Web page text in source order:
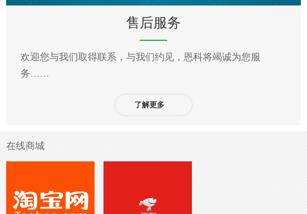
售后服务
欢迎您与我们取得联系，与我们约见，恩科将竭诚为您服
务……
了解更多
在线商城